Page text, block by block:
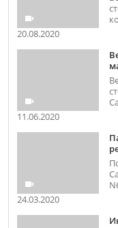
20.08.2020
11.06.2020
24.03.2020